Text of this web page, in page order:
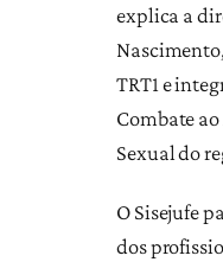
explica a
TRT1 e
Combate
Sexual do
O Sisejufe
dos